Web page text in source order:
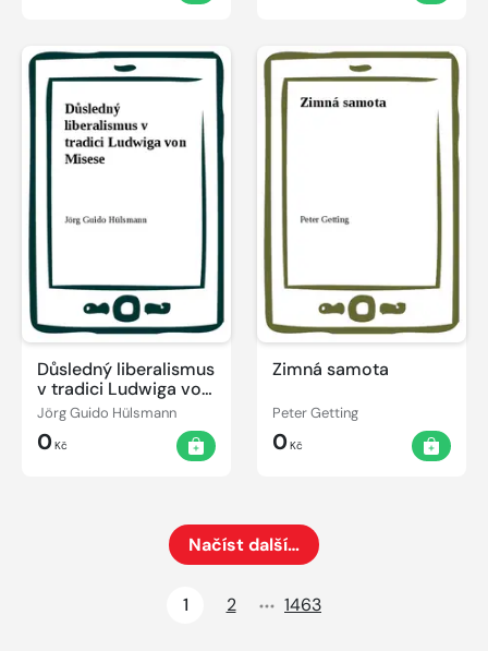
Důsledný liberalismus
v tradici Ludwiga von
Misese
Jörg Guido Hülsmann
0Kč
Zimná samota
Peter Getting
0Kč
Načíst další…
1
2 1463